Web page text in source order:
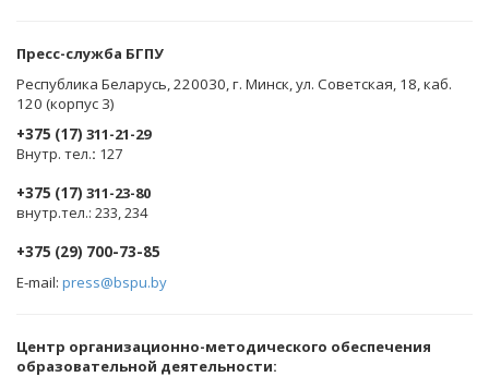
Пресс-служба БГПУ
Республика Беларусь, 220030, г. Минск, ул. Советская, 18, каб.
120 (корпус 3)
+375 (17) 311-21-29
Внутр. тел.: 127
+375 (17) 311-23-80
внутр.тел.: 233, 234
+375 (29) 700-73-85
E-mail: press@bspu.by
Центр организационно-методического обеспечения
образовательной деятельности: